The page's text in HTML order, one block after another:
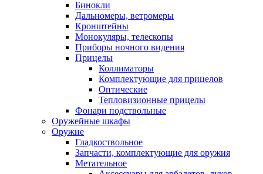
Бинокли
Дальномеры, ветромеры
Кронштейны
Монокуляры, телескопы
Приборы ночного видения
Прицелы
Коллиматоры
Комплектующие для прицелов
Оптические
Тепловизионные прицелы
Фонари подствольные
Оружейные шкафы
Оружие
Гладкоствольное
Запчасти, комплектующие для оружия
Метательное